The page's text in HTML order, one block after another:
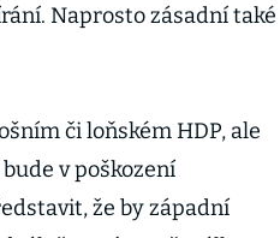
Naprosto zásadní také
či loňském HDP, ale
v poškození
že by západní